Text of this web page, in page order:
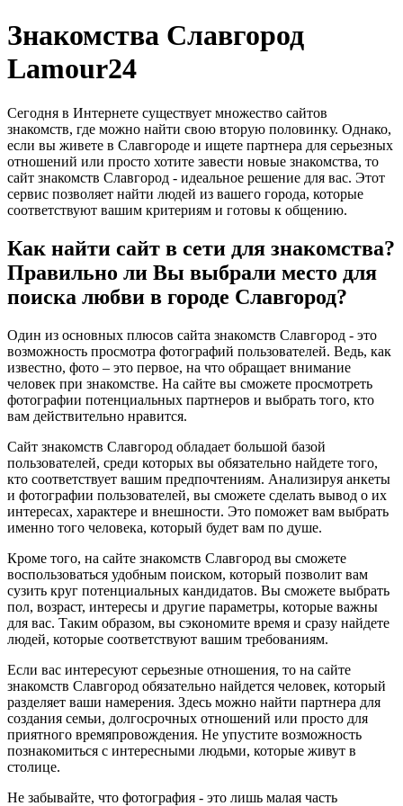
Знакомства Славгород
Lamour24
Сегодня в Интернете существует множество сайтов
знакомств, где можно найти свою вторую половинку. Однако,
если вы живете в Славгороде и ищете партнера для серьезных
отношений или просто хотите завести новые знакомства, то
сайт знакомств Славгород - идеальное решение для вас. Этот
сервис позволяет найти людей из вашего города, которые
соответствуют вашим критериям и готовы к общению.
Как найти сайт в сети для знакомства?
Правильно ли Вы выбрали место для
поиска любви в городе Славгород?
Один из основных плюсов сайта знакомств Славгород - это
возможность просмотра фотографий пользователей. Ведь, как
известно, фото – это первое, на что обращает внимание
человек при знакомстве. На сайте вы сможете просмотреть
фотографии потенциальных партнеров и выбрать того, кто
вам действительно нравится.
Сайт знакомств Славгород обладает большой базой
пользователей, среди которых вы обязательно найдете того,
кто соответствует вашим предпочтениям. Анализируя анкеты
и фотографии пользователей, вы сможете сделать вывод о их
интересах, характере и внешности. Это поможет вам выбрать
именно того человека, который будет вам по душе.
Кроме того, на сайте знакомств Славгород вы сможете
воспользоваться удобным поиском, который позволит вам
сузить круг потенциальных кандидатов. Вы сможете выбрать
пол, возраст, интересы и другие параметры, которые важны
для вас. Таким образом, вы сэкономите время и сразу найдете
людей, которые соответствуют вашим требованиям.
Если вас интересуют серьезные отношения, то на сайте
знакомств Славгород обязательно найдется человек, который
разделяет ваши намерения. Здесь можно найти партнера для
создания семьи, долгосрочных отношений или просто для
приятного времяпровождения. Не упустите возможность
познакомиться с интересными людьми, которые живут в
столице.
Не забывайте, что фотография - это лишь малая часть